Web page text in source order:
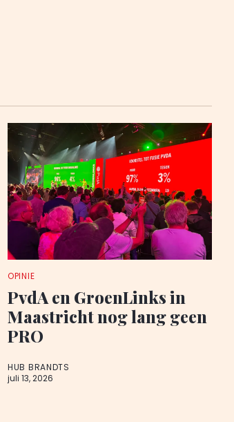
OPINIE
PvdA en GroenLinks in
Maastricht nog lang geen
PRO
HUB BRANDTS
juli 13, 2026